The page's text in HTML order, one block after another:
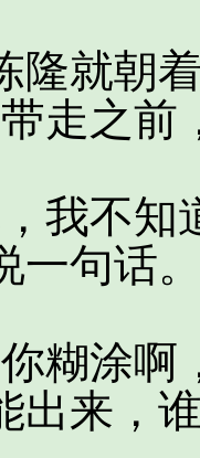
就朝着
走之前
不知
一句话
涂啊
出来，